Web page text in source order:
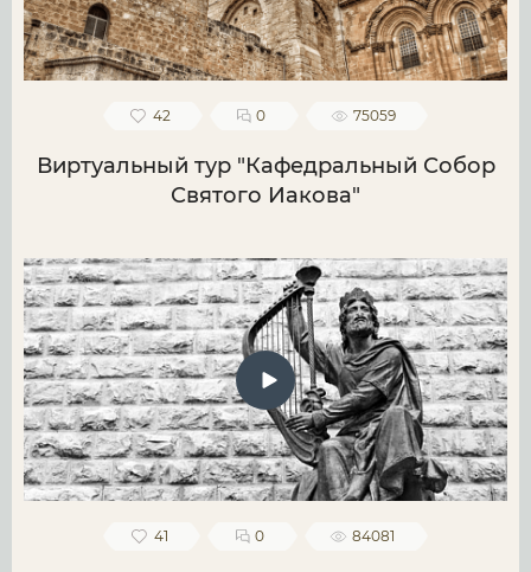
42 0 75059
Виртуальный тур "Кафедральный Собор
Святого Иакова"
41 0 84081